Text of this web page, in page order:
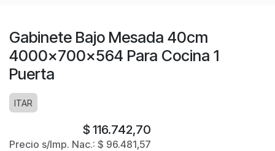
Gabinete Bajo Mesada 40cm
4000x700x564 Para Cocina 1
Puerta
ITAR
$ 116.742,70
Precio s/Imp. Nac.: $ 96.481,57